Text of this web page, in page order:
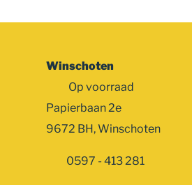
Winschoten
Op voorraad
Papierbaan 2e
9672 BH, Winschoten
0597 - 413 281